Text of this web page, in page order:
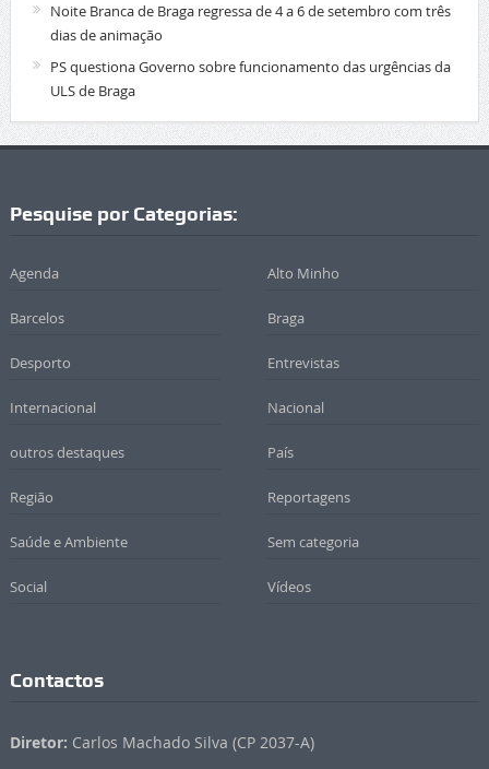
Noite Branca de Braga regressa de 4 a 6 de setembro com três
dias de animação
PS questiona Governo sobre funcionamento das urgências da
ULS de Braga
Pesquise por Categorias:
Agenda Alto Minho
Barcelos Braga
Desporto Entrevistas
Internacional Nacional
outros destaques País
Região Reportagens
Saúde e Ambiente Sem categoria
Social Vídeos
Contactos
Diretor: Carlos Machado Silva (CP 2037-A)